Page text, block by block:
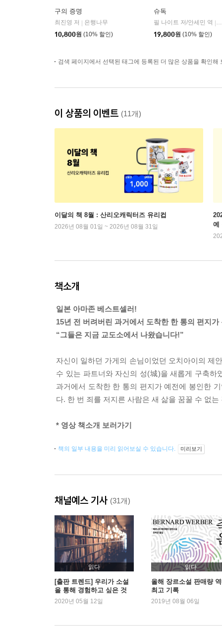
구의 증명
최진영 저
은행나무
10,800원 (10% 할인)
슈독
필 나이트 저/안세민 역
19,800원 (10% 할인)
검색 페이지에서 선택된 태그에 등록된 더 많은 상품을 확인해
이 상품의 이벤트 (11개)
이달의 책 8월 : 산리오캐릭터즈 유리컵
2026년 08월 01일 ~ 2026년 08월 31일
예
책소개
일본 아마존 베스트셀러!
15년 전 버려버린 과거에서 도착한 한 통의 편지
“그들은 지금 교도소에서 나왔습니다!”
자신이 일하던 가게의 손님이었던 오치아이의 제
수 있는 파트너와 자신의 성(城)을 새롭게 구축
과거에서 도착한 한 통의 편지가 예전에 봉인한
다. 한 번 죄를 저지른 사람은 새 삶을 꿈꿀 수 없
* 영상 책소개 보러가기
책의 일부 내용을 미리 읽어보실 수 있습니다. 미리보기
채널예스 기사 (31개)
읽다
[출판 트렌드] 우리가 소설
을 통해 경험하고 싶은 것
2020년 05월 12일
읽다
올해 장르소설 판매량
최고 기록
2019년 08월 06일